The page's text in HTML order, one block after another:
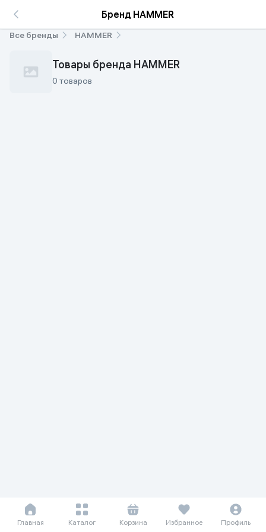
Бренд HAMMER
Все бренды HAMMER
Товары бренда HAMMER
0 товаров
Главная Каталог Корзина Избранное Профиль